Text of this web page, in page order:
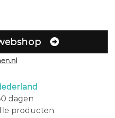
dagen
producten